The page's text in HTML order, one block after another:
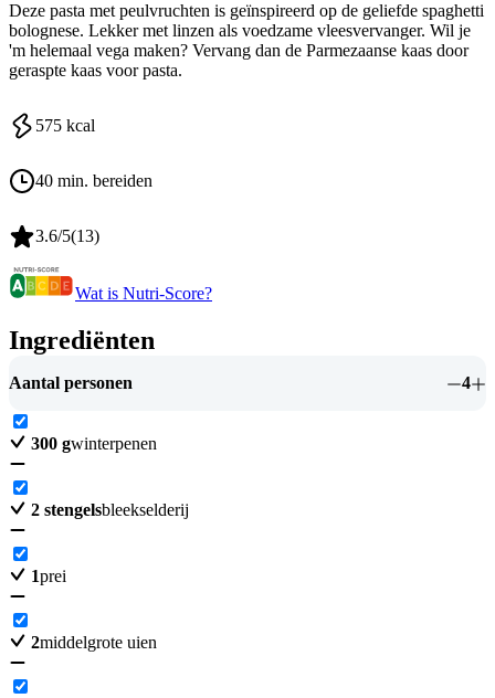
Deze pasta met peulvruchten is geïnspireerd op de geliefde spaghetti
bolognese. Lekker met linzen als voedzame vleesvervanger. Wil je
'm helemaal vega maken? Vervang dan de Parmezaanse kaas door
geraspte kaas voor pasta.
575 kcal
40 min. bereiden
3.6/5(13)
Wat is Nutri-Score?
Ingrediënten
Aantal personen 4
300 gwinterpenen
2 stengelsbleekselderij
1prei
2middelgrote uien